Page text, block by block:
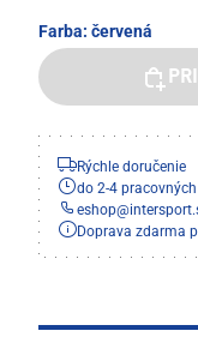
Farba: červená
Rýchle doručenie
do 2-4
eshop@
Doprava zdarma